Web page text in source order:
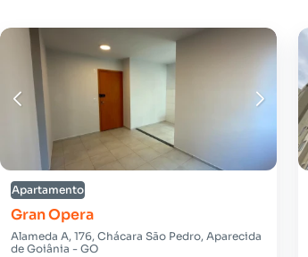
Apartamento
Gran Opera
Alameda A, 176, Chácara São Pedro, Aparecida
de Goiânia - GO